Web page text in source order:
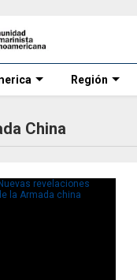
Región
China